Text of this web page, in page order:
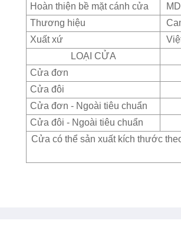
Hoàn thiện bề mặt cánh cửa
Thương hiệu
Xuất xứ
LOẠI CỬA
Cửa đơn
Cửa đôi
Cửa đơn - Ngoài tiêu chuẩn
Cửa đôi - Ngoài tiêu chuẩn
Cửa có thể sản xuất kích thước